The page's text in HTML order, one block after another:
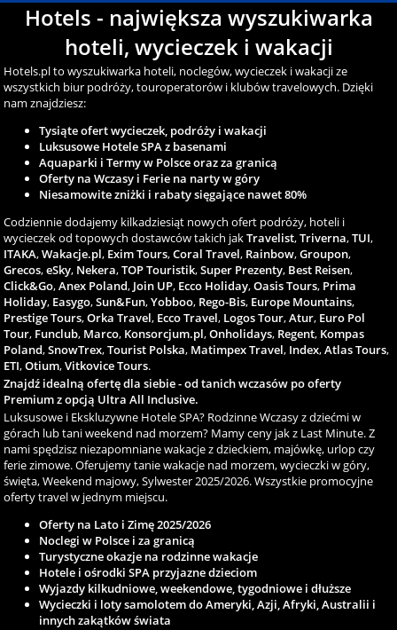
Hotels - największa wyszukiwarka
hoteli, wycieczek i wakacji
Hotels.pl to wyszukiwarka hoteli, noclegów, wycieczek i wakacji ze
wszystkich biur podróży, touroperatorów i klubów travelowych. Dzięki
nam znajdziesz:
Tysiąte ofert wycieczek, podróży i wakacji
Luksusowe Hotele SPA z basenami
Aquaparki i Termy w Polsce oraz za granicą
Oferty na Wczasy i Ferie na narty w góry
Niesamowite zniżki i rabaty sięgające nawet 80%
Codziennie dodajemy kilkadziesiąt nowych ofert podróży, hoteli i
wycieczek od topowych dostawców takich jakTravelist,Triverna,TUI,
ITAKA,Wakacje.pl, Exim Tours,Coral Travel, Rainbow,Groupon,
Grecos,eSky, Nekera,TOP Touristik,Super Prezenty, Best Reisen,
Click&Go,Anex Poland, Join UP, Ecco Holiday,Oasis Tours, Prima
Holiday, Easygo,Sun&Fun,Yobboo, Rego-Bis, Europe Mountains,
Prestige Tours,Orka Travel, Ecco Travel, Logos Tour,Atur, Euro Pol
Tour, Funclub, Marco, Konsorcjum.pl,Onholidays, Regent, Kompas
Poland,SnowTrex,Tourist Polska, Matimpex Travel, Index,Atlas Tours,
ETI,Otium,Vitkovice Tours.
Znajdź idealną ofertę dla siebie - od tanich wczasów po oferty
Premium z opcją Ultra All Inclusive.
Luksusowe i Ekskluzywne Hotele SPA? Rodzinne Wczasy z dziećmi w
górach lub tani weekend nad morzem? Mamy ceny jak z Last Minute. Z
nami spędzisz niezapomniane wakacje z dzieckiem, majówkę, urlop czy
ferie zimowe. Oferujemy tanie wakacje nad morzem, wycieczki w góry,
święta, Weekend majowy, Sylwester 2025/2026. Wszystkie promocyjne
oferty travel w jednym miejscu.
Oferty na Lato i Zimę 2025/2026
Noclegi w Polsce i za granicą
Turystyczne okazje na rodzinne wakacje
Hotele i ośrodki SPA przyjazne dzieciom
Wyjazdy kilkudniowe, weekendowe, tygodniowe i dłuższe
Wycieczki i loty samolotem do Ameryki, Azji, Afryki, Australii i
innych zakątków świata